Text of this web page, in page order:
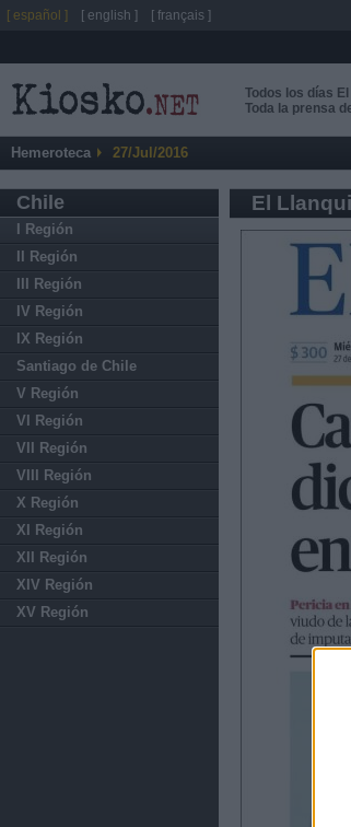
Todos los días
Toda la prensa
Hemeroteca 27/Jul/2016
Chile
I Región
II Región
III Región
IV Región
IX Región
Santiago de Chile
V Región
VI Región
VII Región
VIII Región
X Región
XI Región
XII Región
XIV Región
XV Región
El
[ español ] [ english ] [ français ]